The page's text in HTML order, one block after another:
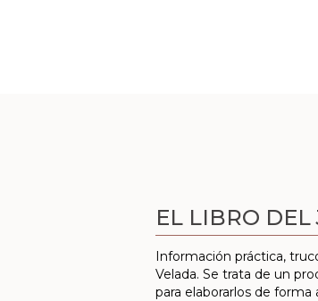
EL LIBRO
Información práctica,
Velada. Se trata de un
para elaborarlos de forma